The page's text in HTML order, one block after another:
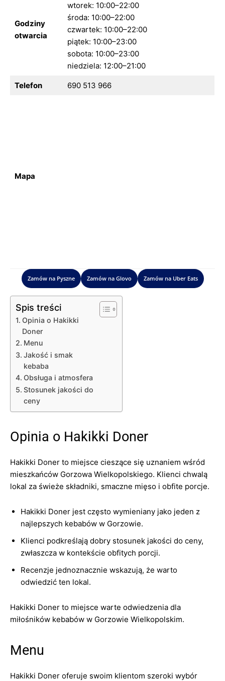
Godziny
otwarcia
wtorek: 10:00–22:00
środa: 10:00–22:00
czwartek: 10:00–22:00
piątek: 10:00–23:00
sobota: 10:00–23:00
niedziela: 12:00–21:00
Telefon 690 513 966
Mapa
Zamów na Pyszne Zamów na Glovo Zamów na Uber Eats
Spis treści
Opinia o Hakikki
Doner
Menu
Jakość i smak
kebaba
Obsługa i atmosfera
Stosunek jakości do
ceny
Opinia o Hakikki Doner
Hakikki Doner to miejsce cieszące się uznaniem wśród
mieszkańców Gorzowa Wielkopolskiego. Klienci chwalą
lokal za świeże składniki, smaczne mięso i obfite porcje.
Hakikki Doner jest często wymieniany jako jeden z
najlepszych kebabów w Gorzowie.
Klienci podkreślają dobry stosunek jakości do ceny,
zwłaszcza w kontekście obfitych porcji.
Recenzje jednoznacznie wskazują, że warto
odwiedzić ten lokal.
Hakikki Doner to miejsce warte odwiedzenia dla
miłośników kebabów w Gorzowie Wielkopolskim.
Menu
Hakikki Doner oferuje swoim klientom szeroki wybór